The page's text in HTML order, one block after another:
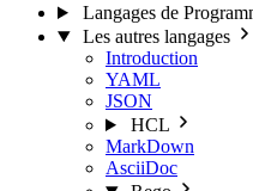
Langages de
Les autres langages
Introduction
YAML
JSON
HCL
MarkDown
AsciiDoc